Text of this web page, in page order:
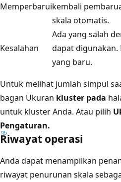
Memperbaruikembali
skala otomatis.
Kesalahan
Ada yang salah
dapat
yang baru.
Untuk melihat jumlah simpul
bagan Ukuran kluster pada
untuk kluster Anda. Atau pilih
Pengaturan.
Riwayat operasi
Anda dapat menampilkan
riwayat penurunan skala